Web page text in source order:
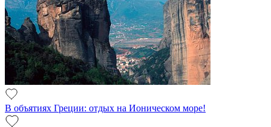
В объятиях Греции: отдых на Ионическом море!